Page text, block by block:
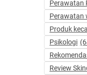
Perawatan
Perawatan
Produk
Psikologi
Review